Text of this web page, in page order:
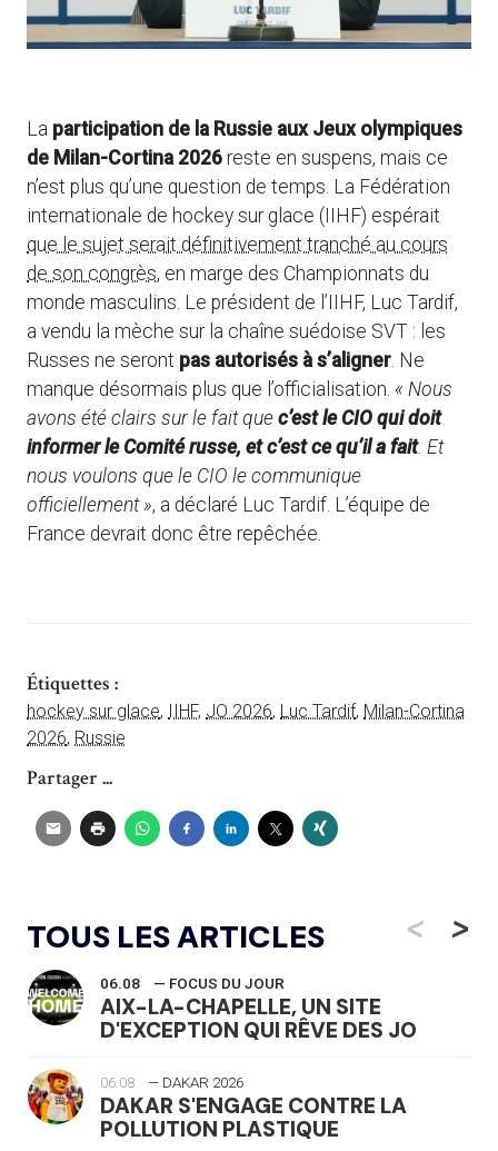
La participation de la Russie aux Jeux olympiques
de Milan-Cortina 2026 reste en suspens, mais ce
n’est plus qu’une question de temps. La Fédération
internationale de hockey sur glace (IIHF) espérait
que le sujet serait définitivement tranché au cours
de son congrès, en marge des Championnats du
monde masculins. Le président de l’IIHF, Luc Tardif,
a vendu la mèche sur la chaîne suédoise SVT : les
Russes ne seront pas autorisés à s’aligner. Ne
manque désormais plus que l’officialisation. « Nous
avons été clairs sur le fait que c’est le CIO qui doit
informer le Comité russe, et c’est ce qu’il a fait. Et
nous voulons que le CIO le communique
officiellement », a déclaré Luc Tardif. L’équipe de
France devrait donc être repêchée.
Étiquettes :
hockey sur glace, IIHF, JO 2026, Luc Tardif, Milan-Cortina
2026, Russie
Partager ...
TOUS LES ARTICLES <
06.08 — FOCUS DU JOUR
AIX-LA-CHAPELLE, UN SITE
D'EXCEPTION QUI RÊVE DES JO
06.08 — DAKAR 2026
DAKAR S'ENGAGE CONTRE LA
POLLUTION PLASTIQUE
>